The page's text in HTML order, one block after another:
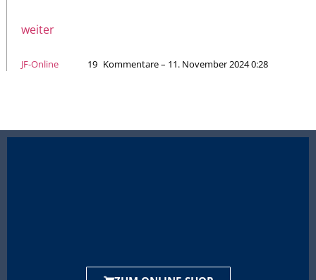
weiter
JF-Online 19 Kommentare – 11. November 2024 0:28